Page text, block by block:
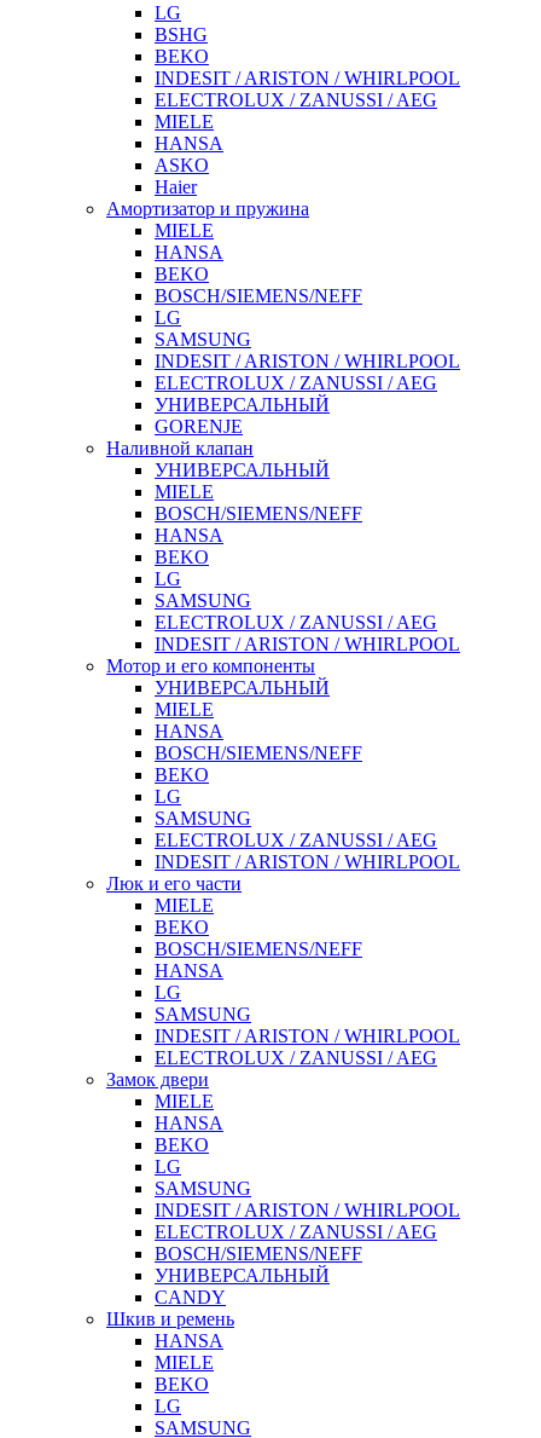
LG
BSHG
BEKO
INDESIT / ARISTON / WHIRLPOOL
ELECTROLUX / ZANUSSI / AEG
MIELE
HANSA
ASKO
Haier
Амортизатор и пружина
MIELE
HANSA
BEKO
BOSCH/SIEMENS/NEFF
LG
SAMSUNG
INDESIT / ARISTON / WHIRLPOOL
ELECTROLUX / ZANUSSI / AEG
УНИВЕРСАЛЬНЫЙ
GORENJE
Наливной клапан
УНИВЕРСАЛЬНЫЙ
MIELE
BOSCH/SIEMENS/NEFF
HANSA
BEKO
LG
SAMSUNG
ELECTROLUX / ZANUSSI / AEG
INDESIT / ARISTON / WHIRLPOOL
Мотор и его компоненты
УНИВЕРСАЛЬНЫЙ
MIELE
HANSA
BOSCH/SIEMENS/NEFF
BEKO
LG
SAMSUNG
ELECTROLUX / ZANUSSI / AEG
INDESIT / ARISTON / WHIRLPOOL
Люк и его части
MIELE
BEKO
BOSCH/SIEMENS/NEFF
HANSA
LG
SAMSUNG
INDESIT / ARISTON / WHIRLPOOL
ELECTROLUX / ZANUSSI / AEG
Замок двери
MIELE
HANSA
BEKO
LG
SAMSUNG
INDESIT / ARISTON / WHIRLPOOL
ELECTROLUX / ZANUSSI / AEG
BOSCH/SIEMENS/NEFF
УНИВЕРСАЛЬНЫЙ
CANDY
Шкив и ремень
HANSA
MIELE
BEKO
LG
SAMSUNG